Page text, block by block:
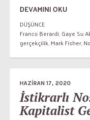
DEVAMINI OKU
DÜŞÜNCE
Franco Berardi,Gaye Su
gerçekçilik,Mark Fisher,
HAZIRAN 17, 2020
İstikrarlı
Kapitalist